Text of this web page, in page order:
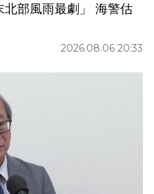
部風雨最劇」 海警估
2026.08.06 20:33